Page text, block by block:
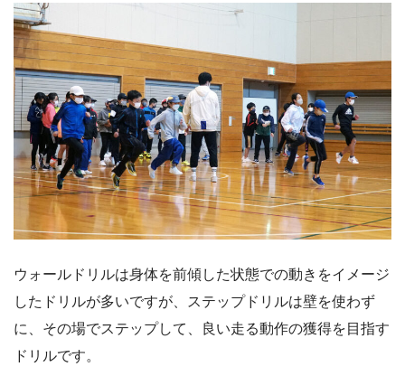
ウォールドリルは身体を前傾した状態での動きをイメージ
したドリルが多いですが、ステップドリルは壁を使わず
に、その場でステップして、良い走る動作の獲得を目指す
ドリルです。